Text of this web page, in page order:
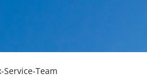
Service-Team